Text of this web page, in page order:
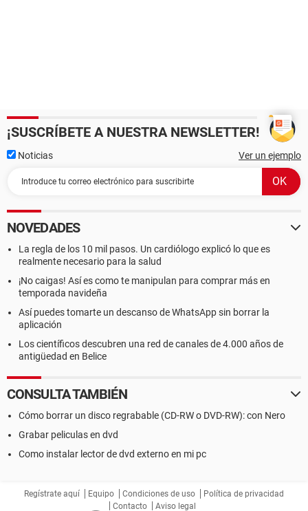
¡SUSCRÍBETE A NUESTRA NEWSLETTER!
Noticias Ver un ejemplo
NOVEDADES
La regla de los 10 mil pasos. Un cardiólogo explicó lo que es
realmente necesario para la salud
¡No caigas! Así es como te manipulan para comprar más en
temporada navideña
Así puedes tomarte un descanso de WhatsApp sin borrar la
aplicación
Los científicos descubren una red de canales de 4.000 años de
antigüedad en Belice
CONSULTA TAMBIÉN
Cómo borrar un disco regrabable (CD-RW o DVD-RW): con Nero
Grabar peliculas en dvd
Como instalar lector de dvd externo en mi pc
Regístrate aquí Equipo Condiciones de uso
Política de privacidad
Contacto
Aviso legal